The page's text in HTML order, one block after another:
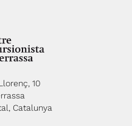
10
Catalunya